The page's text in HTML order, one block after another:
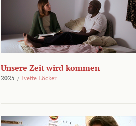
Unsere Zeit wird kommen
2025 / Ivette Löcker